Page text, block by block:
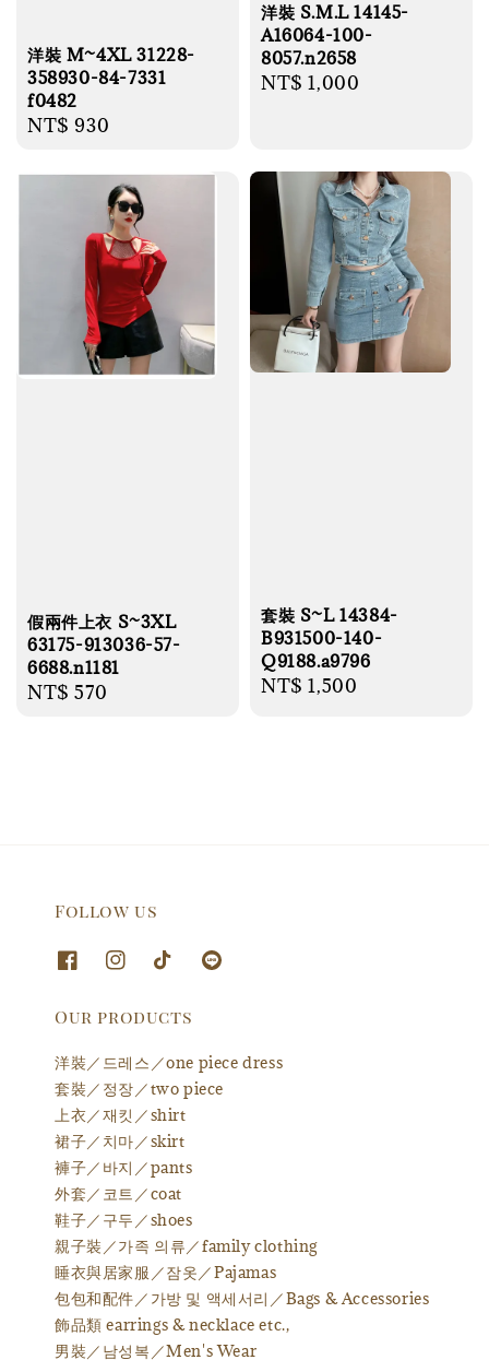
洋裝 M~4XL 31228-
358930-84-7331
f0482
Regular
NT$ 930
洋裝 S.M.L 14145-
A16064-100-
8057.n2658
Regular
NT$ 1,000
假兩件上衣 S~3XL
63175-913036-57-
6688.n1181
Regular
NT$ 570
套裝 S~L 14384-
B931500-140-
Q9188.a9796
Regular
NT$ 1,500
Follow us
Our products
洋裝／드레스／one piece dress
套裝／정장／two piece
上衣／재킷／shirt
裙子／치마／skirt
褲子／바지／pants
外套／코트／coat
鞋子／구두／shoes
親子裝／가족 의류／family clothing
睡衣與居家服／잠옷／Pajamas
包包和配件／가방 및 액세서리／Bags & Accessories
飾品類 earrings & necklace etc.,
男裝／남성복／Men's Wear